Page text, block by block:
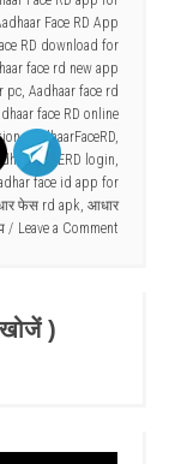
Face RD App
RD download for
face rd new app
pc, Aadhaar face rd
face RD online
,AadhaarFaceRD,
login,
face id app for
फेस rd apk, आधार
Leave a Comment
)